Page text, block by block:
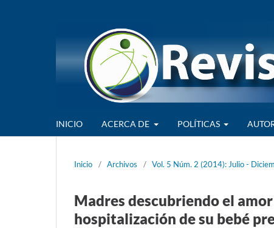
INICIO ACERCA DE POLÍTICAS
Inicio / Archivos / Vol. 5 Núm. 2 (2014): Julio -
Madres descubriendo el
hospitalización de su bebé